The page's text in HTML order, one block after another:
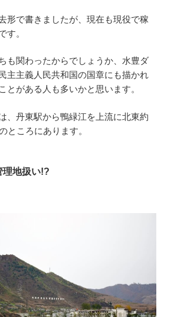
形で書きましたが、現在も現役で稼
す。
も関わったからでしょうか、水豊ダ
主主義人民共和国の国章にも描かれ
とがある人も多いかと思います。
、丹東駅から鴨緑江を上流に北東約
ところにあります。
理地扱い!?